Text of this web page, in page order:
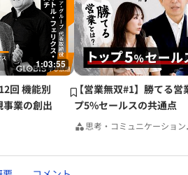
1:03:55
回 機能別
業の創出
【営業無双#1】勝てる営
プ5%セールスの共通点
思考・コミュニケーション